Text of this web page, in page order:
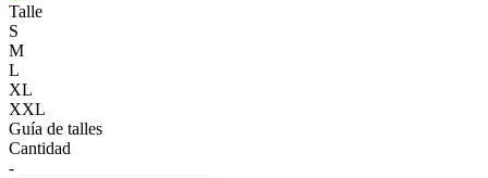
Talle
S
M
L
XL
XXL
Guía de talles
Cantidad
-